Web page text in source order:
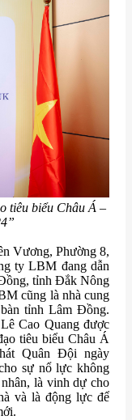
tiêu biểu Châu Á –
Vương, Phường 8,
ty LBM đang dẫn
tỉnh Đắk Nông
cũng là nhà cung
tỉnh Lâm Đồng.
Cao Quang được
tiêu biểu Châu Á
Quân Đội ngày
sự nổ lực không
là vinh dự cho
và là động lực để